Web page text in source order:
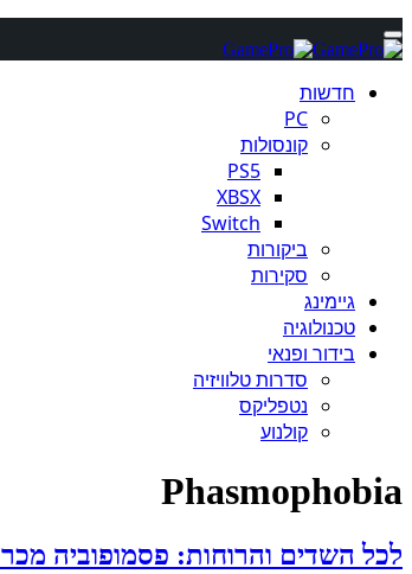
חדשות
PC
קונסולות
PS5
XBSX
Switch
ביקורות
סקירות
גיימינג
טכנולוגיה
בידור ופנאי
סדרות טלוויזיה
נטפליקס
קולנוע
Phasmophobia
לכל השדים והרוחות: פסמופוביה מכר 20 מיליון עותקים עד היום